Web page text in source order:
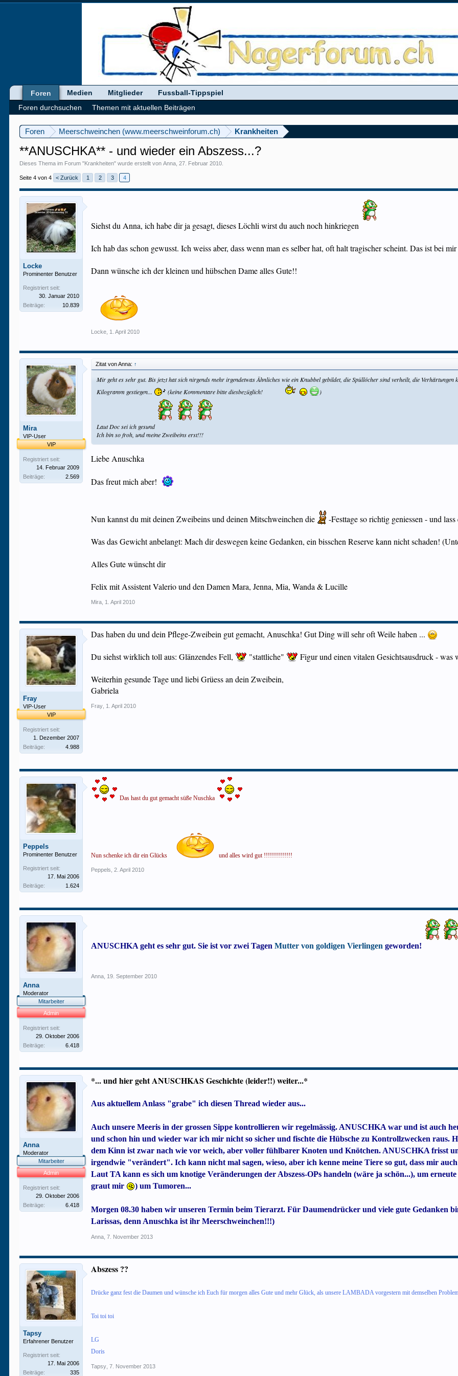
Foren Meerschweinchen (www.meerschweinforum.ch) Krankheiten
**ANUSCHKA** - und wieder ein Abszess...?
Dieses Thema im Forum "Krankheiten" wurde erstellt vonAnna ,27. Februar 2010
Seite 4 von 4 < Zurück 1 2 3 4
Locke
Prominenter Benutzer
Registriert seit:
30. Januar 2010
Beiträge:
10.839
Siehst du Anna, ich habe dir ja gesagt, dieses Löchli wirst du auch noch hinkriegen
Ich hab das schon gewusst. Ich weiss aber, dass wenn man es selber hat, oft halt tragischer scheint. Das ist bei
Dann wünsche ich der kleinen und hübschen Dame alles Gute!!
Locke 1. April 2010
Mira
VIP-User
VIP
Registriert seit:
14. Februar 2009
Beiträge:
2.569
Zitat von Anna: ↑
Mir geht es sehr gut. Bis jetzt hat sich nirgends mehr irgendetwas Ähnliches wie ein Knubbel gebildet, die Spüllöcher sind verheilt, die
Kilogramm gestiegen...
(keine Kommentare bitte diesbezüglich! )
Laut Doc sei ich gesund
Ich bin so froh, und meine Zweibeins erst!!!
Liebe Anuschka
Das freut mich aber!
Nun kannst du mit deinen Zweibeins und deinen Mitschweinchen die -Festtage so richtig geniessen - und
Was das Gewicht anbelangt: Mach dir deswegen keine Gedanken, ein bisschen Reserve kann nicht schaden!
Alles Gute wünscht dir
Felix mit Assistent Valerio und den Damen Mara, Jenna, Mia, Wanda & Lucille
Mira 1. April 2010
Fray
VIP-User
VIP
Registriert seit:
1. Dezember 2007
Beiträge:
4.988
Das haben du und dein Pflege-Zweibein gut gemacht, Anuschka! Gut Ding will sehr oft Weile haben ...
Du siehst wirklich toll aus: Glänzendes Fell, "stattliche" Figur und einen vitalen Gesichtsausdruck - was
Weiterhin gesunde Tage und liebi Grüess an dein Zweibein,
Gabriela
Fray 1. April 2010
Peppels
Prominenter Benutzer
Registriert seit:
17. Mai 2006
Beiträge:
1.624
Das hast du gut gemacht süße Nuschka
Nun schenke ich dir ein Glücks und alles wird gut !!!!!!!!!!!!!!
Peppels 2. April 2010
Anna
Moderator
Mitarbeiter
Admin
Registriert seit:
29. Oktober 2006
Beiträge:
6.418
ANUSCHKA geht es sehr gut. Sie ist vor zwei TagenMutter von goldigen Vierlingengeworden!
Anna 19. September 2010
Anna
Moderator
Mitarbeiter
Admin
Registriert seit:
29. Oktober 2006
Beiträge:
6.418
*... und hier geht ANUSCHKAS Geschichte (leider!!) weiter...*
Aus aktuellem Anlass "grabe" ich diesen Thread wieder aus...
Auch unsere Meeris in der grossen Sippe kontrollieren wir regelmässig. ANUSCHKA war und ist auch
und schon hin und wieder war ich mir nicht so sicher und fischte die Hübsche zu Kontrollzwecken raus.
dem Kinn ist zwar nach wie vor weich, aber voller fühlbarer Knoten und Knötchen. ANUSCHKA frisst
irgendwie "verändert". Ich kann nicht mal sagen, wieso, aber ich kenne meine Tiere so gut, dass mir
Laut TA kann es sich um knotige Veränderungen der Abszess-OPs handeln (wäre ja schön...), um
graut mir
) um Tumoren...
Morgen 08.30 haben wir unseren Termin beim Tierarzt. Für Daumendrücker und viele gute Gedanken
Larissas, denn Anuschka ist ihr Meerschweinchen!!!)
Anna 7. November 2013
Tapsy
Erfahrener Benutzer
Registriert seit:
17. Mai 2006
Beiträge:
335
Abszess ??
Drücke ganz fest die Daumen und wünsche ich Euch für morgen alles Gute und mehr Glück, als unsere LAMBADA vorgestern mit demselben
Toi toi toi
LG
Doris
Tapsy 7. November 2013
Foren
Foren durchsuchen
Themen mit aktuellen Beiträgen
Medien Mitglieder Fussball-Tippspiel